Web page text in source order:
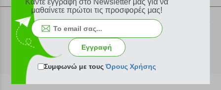
Σημεία παραλαβής
Ευκαιρίες καριέρας
Όροι χρήσης
Sitemap
Εξέλιξη παραγγελίας
Τρόποι παραγγελίας
Τρόποι πληρωμής
Τρόποι αποστολής
Πολιτική επιστροφών
Τεχνική υποστήριξη
©2026 Plus4u.gr
Κάντε εγγραφή στο Newsletter μας για να
μαθαίνετε πρώτοι τις προσφορές μας!
Εγγραφή
Συμφωνώ με τουςΌρους Χρήσης